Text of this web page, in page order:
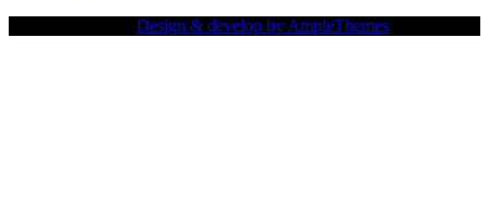
Design & develop by AmpleThemes